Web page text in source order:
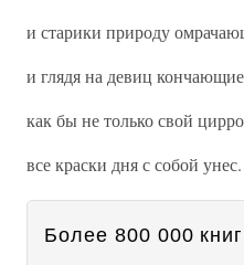
и старики природу
и глядя на девиц
как бы не только свой
все краски дня с собой унес.
Более 800 000